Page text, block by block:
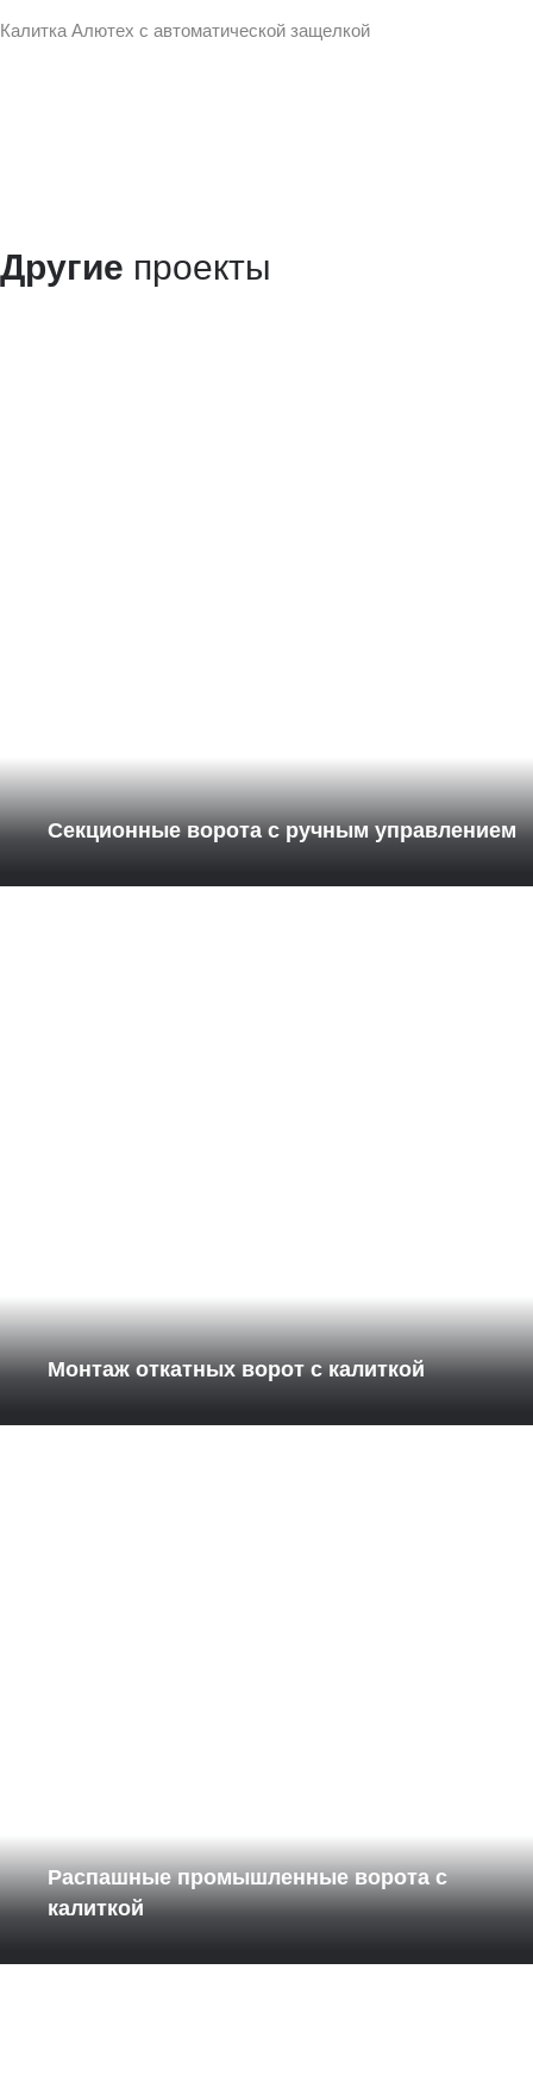
Калитка Алютех с автоматической защелкой
Другие проекты
Секционные ворота с ручным управлением
Монтаж откатных ворот с калиткой
Распашные промышленные ворота с
калиткой